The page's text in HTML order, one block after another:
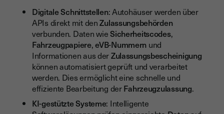
Digitale Schnittstellen: Autohäuser werden über
APIs direkt mit denZulassungsbehörden
verbunden. Daten wieSicherheitscodes,
Fahrzeugpapiere,eVB-Nummern und
Informationen aus derZulassungsbescheinigung
können automatisiert geprüft und verarbeitet
werden. Dies ermöglicht eine schnelle und
effiziente Bearbeitung derFahrzeugzulassung.
KI-gestützte Systeme: Intelligente